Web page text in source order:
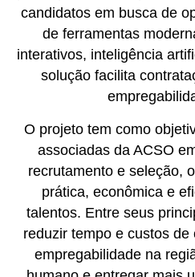
candidatos em busca de
de ferramentas
interativos, inteligência
solução facilita
O projeto tem como
associadas da ACSO
recrutamento e seleção,
prática, econômica e
talentos. Entre seus
reduzir tempo e custos
empregabilidade na